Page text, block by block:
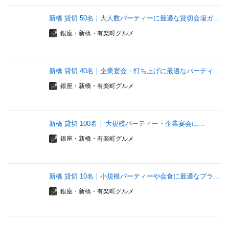
新橋 貸切 50名｜大人数パーティーに最適な貸切会場ガ...
銀座・新橋・有楽町グルメ
新橋 貸切 40名｜企業宴会・打ち上げに最適なパーティ...
銀座・新橋・有楽町グルメ
新橋 貸切 100名 │ 大規模パーティー・企業宴会に...
銀座・新橋・有楽町グルメ
新橋 貸切 10名｜小規模パーティーや会食に最適なプラ...
銀座・新橋・有楽町グルメ